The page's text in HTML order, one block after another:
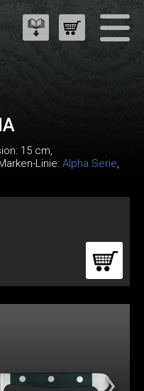
15 cm,
Linie: Alpha Serie,